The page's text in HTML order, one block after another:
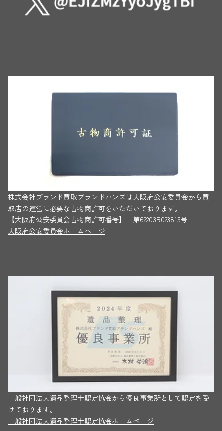
株式会社ブランド買取ブランドハンズは大阪府公安委員会から買
取店の運営に必要な古物商許可をいただいております。
【大阪府公安委員会古物商許可番号】 第62203R023815号
大阪府公安委員会ホームページ
一般社団法人遺品整理士認定協会から優良事業所として認定を受
けております。
一般社団法人遺品整理士認定協会ホームページ